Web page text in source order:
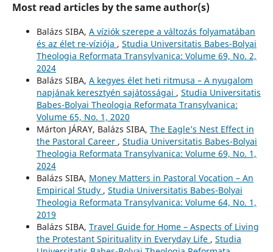
Most read articles by the same author(s)
Balázs SIBA, A víziók szerepe a változás folyamatában
és az élet re-víziója , Studia Universitatis Babes-Bolyai
Theologia Reformata Transylvanica: Volume 69, No. 2,
2024
Balázs SIBA, A kegyes élet heti ritmusa – A nyugalom
napjának keresztyén sajátosságai , Studia Universitatis
Babes-Bolyai Theologia Reformata Transylvanica:
Volume 65, No. 1, 2020
Márton JÁRAY, Balázs SIBA, The Eagle’s Nest Effect in
the Pastoral Career , Studia Universitatis Babes-Bolyai
Theologia Reformata Transylvanica: Volume 69, No. 1,
2024
Balázs SIBA, Money Matters in Pastoral Vocation – An
Empirical Study , Studia Universitatis Babes-Bolyai
Theologia Reformata Transylvanica: Volume 64, No. 1,
2019
Balázs SIBA, Travel Guide for Home – Aspects of Living
the Protestant Spirituality in Everyday Life , Studia